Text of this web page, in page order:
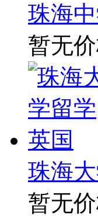
珠海
暂无
珠海
暂无